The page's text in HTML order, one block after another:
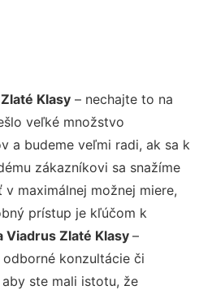
Klasy – nechajte to na
veľké množstvo
a budeme veľmi radi, ak sa k
zákazníkovi sa snažíme
maximálnej možnej miere,
prístup je kľúčom k
Viadrus Zlaté Klasy–
konzultácie či
ste mali istotu, že